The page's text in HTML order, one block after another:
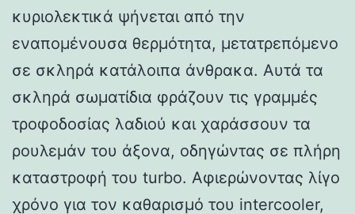
κυριολεκτικά ψήνεται από την
εναπομένουσα θερμότητα, μετατρεπόμενο
σε σκληρά κατάλοιπα άνθρακα. Αυτά τα
σκληρά σωματίδια φράζουν τις γραμμές
τροφοδοσίας λαδιού και χαράσσουν τα
ρουλεμάν του άξονα, οδηγώντας σε πλήρη
καταστροφή του turbo. Αφιερώνοντας λίγο
χρόνο για τον καθαρισμό του intercooler,